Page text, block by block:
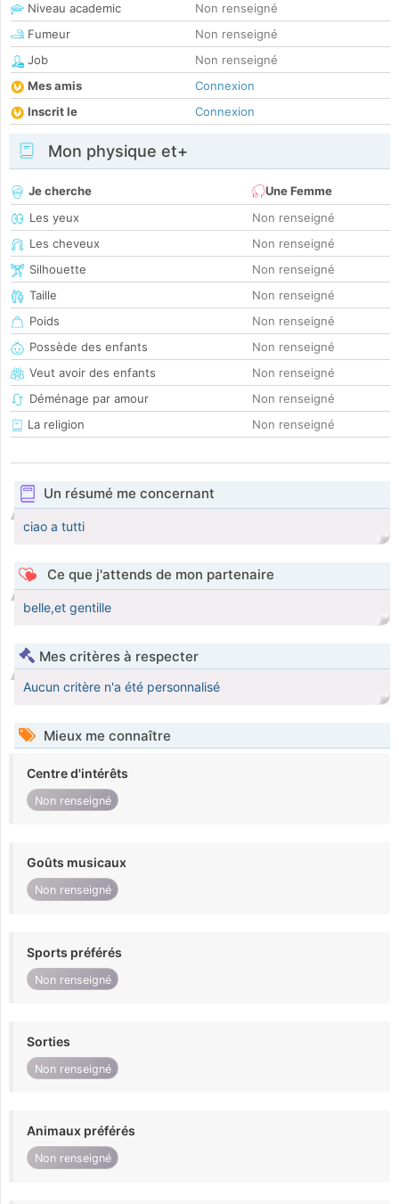
Niveau academic
Non renseigné
Fumeur
Non renseigné
Job
Non renseigné
Mes amis
Connexion
Inscrit le
Connexion
Mon physique et+
Je cherche
Une Femme
Les yeux
Non renseigné
Les cheveux
Non renseigné
Silhouette
Non renseigné
Taille
Non renseigné
Poids
Non renseigné
Possède des enfants
Non renseigné
Veut avoir des enfants
Non renseigné
Déménage par amour
Non renseigné
La religion
Non renseigné
Un résumé me concernant
ciao a tutti
Ce que j'attends de mon partenaire
belle,et gentille
Mes critères à respecter
Aucun critère n'a été personnalisé
Mieux me connaître
Centre d'intérêts
Non renseigné
Goûts musicaux
Non renseigné
Sports préférés
Non renseigné
Sorties
Non renseigné
Animaux préférés
Non renseigné